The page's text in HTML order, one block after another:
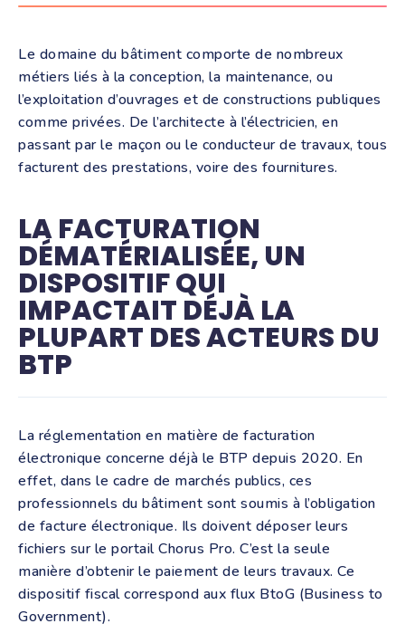
Le domaine du bâtiment comporte de nombreux
métiers liés à la conception, la maintenance, ou
l’exploitation d’ouvrages et de constructions publiques
comme privées. De l’architecte à l’électricien, en
passant par le maçon ou le conducteur de travaux, tous
facturent des prestations, voire des fournitures.
LA FACTURATION
DÉMATÉRIALISÉE, UN
DISPOSITIF QUI
IMPACTAIT DÉJÀ LA
PLUPART DES ACTEURS DU
BTP
La réglementation en matière de facturation
électronique concerne déjà le BTP depuis 2020. En
effet, dans le cadre de marchés publics, ces
professionnels du bâtiment sont soumis à l’obligation
de facture électronique. Ils doivent déposer leurs
fichiers sur le portail Chorus Pro. C’est la seule
manière d’obtenir le paiement de leurs travaux. Ce
dispositif fiscal correspond aux flux BtoG (Business to
Government).